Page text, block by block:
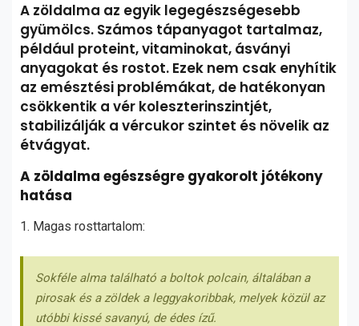
A zöldalma az egyik legegészségesebb
gyümölcs. Számos tápanyagot tartalmaz,
például proteint, vitaminokat, ásványi
anyagokat és rostot. Ezek nem csak enyhítik
az emésztési problémákat, de hatékonyan
csökkentik a vér koleszterinszintjét,
stabilizálják a vércukor szintet és növelik az
étvágyat.
A zöldalma egészségre gyakorolt jótékony
hatása
1. Magas rosttartalom:
Sokféle alma található a boltok polcain, általában a
pirosak és a zöldek a leggyakoribbak, melyek közül az
utóbbi kissé savanyú, de édes ízű.